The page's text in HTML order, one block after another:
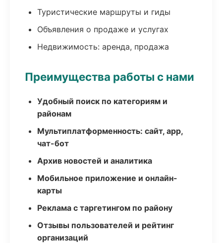
Туристические маршруты и гиды
Объявления о продаже и услугах
Недвижимость: аренда, продажа
Преимущества работы с нами
Удобный поиск по категориям и
районам
Мультиплатформенность: сайт, app,
чат-бот
Архив новостей и аналитика
Мобильное приложение и онлайн-
карты
Реклама с таргетингом по району
Отзывы пользователей и рейтинг
организаций